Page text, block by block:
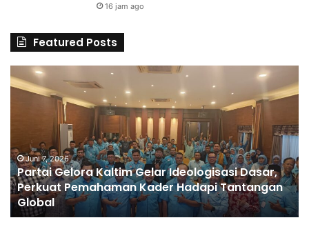
16 jam ago
Featured Posts
a
G
e
l
o
r
Juni 7, 2026
Partai Gelora Kaltim Gelar Ideologisasi Dasar,
Perkuat Pemahaman Kader Hadapi Tantangan
Global